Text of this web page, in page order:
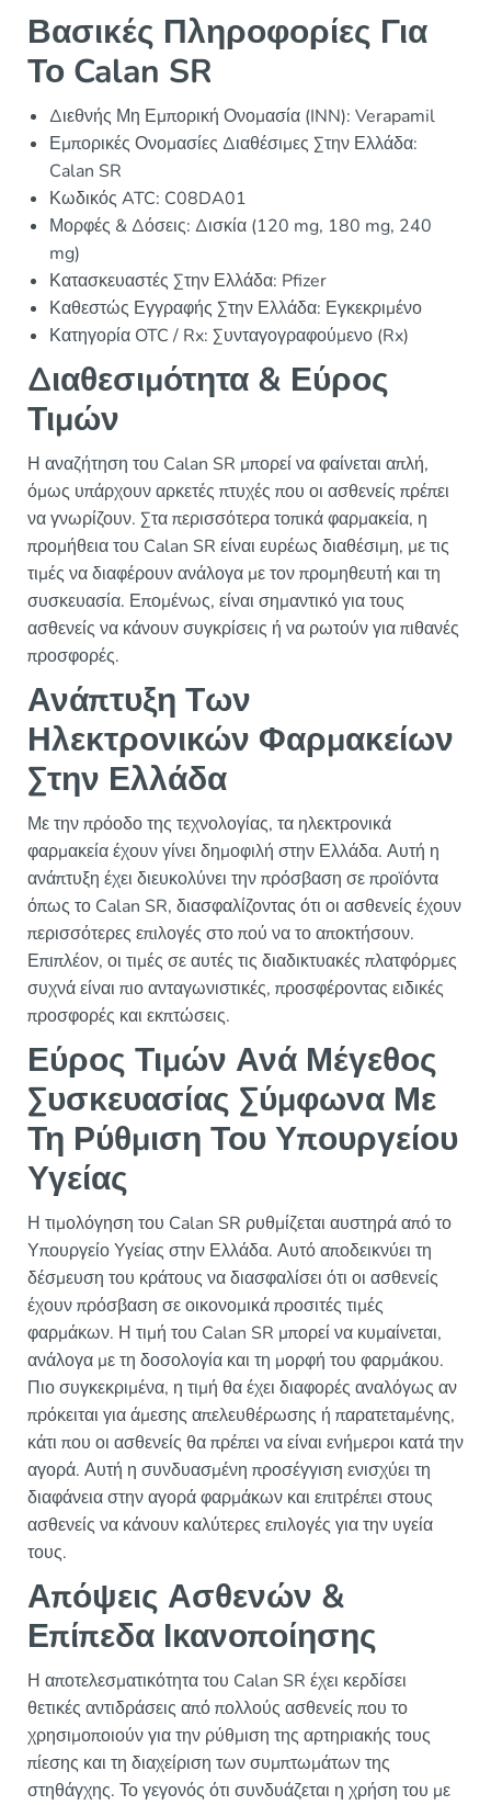
Βασικές Πληροφορίες Για
Το Calan SR
Διεθνής Μη Εμπορική Ονομασία (INN): Verapamil
Εμπορικές Ονομασίες Διαθέσιμες Στην Ελλάδα:
Calan SR
Κωδικός ATC: C08DA01
Μορφές & Δόσεις: Δισκία (120 mg, 180 mg, 240
mg)
Κατασκευαστές Στην Ελλάδα: Pfizer
Καθεστώς Εγγραφής Στην Ελλάδα: Εγκεκριμένο
Κατηγορία OTC / Rx: Συνταγογραφούμενο (Rx)
Διαθεσιμότητα & Εύρος
Τιμών
Η αναζήτηση του Calan SR μπορεί να φαίνεται απλή,
όμως υπάρχουν αρκετές πτυχές που οι ασθενείς πρέπει
να γνωρίζουν. Στα περισσότερα τοπικά φαρμακεία, η
προμήθεια του Calan SR είναι ευρέως διαθέσιμη, με τις
τιμές να διαφέρουν ανάλογα με τον προμηθευτή και τη
συσκευασία. Επομένως, είναι σημαντικό για τους
ασθενείς να κάνουν συγκρίσεις ή να ρωτούν για πιθανές
προσφορές.
Ανάπτυξη Των
Ηλεκτρονικών Φαρμακείων
Στην Ελλάδα
Με την πρόοδο της τεχνολογίας, τα ηλεκτρονικά
φαρμακεία έχουν γίνει δημοφιλή στην Ελλάδα. Αυτή η
ανάπτυξη έχει διευκολύνει την πρόσβαση σε προϊόντα
όπως το Calan SR, διασφαλίζοντας ότι οι ασθενείς έχουν
περισσότερες επιλογές στο πού να το αποκτήσουν.
Επιπλέον, οι τιμές σε αυτές τις διαδικτυακές πλατφόρμες
συχνά είναι πιο ανταγωνιστικές, προσφέροντας ειδικές
προσφορές και εκπτώσεις.
Εύρος Τιμών Ανά Μέγεθος
Συσκευασίας Σύμφωνα Με
Τη Ρύθμιση Του Υπουργείου
Υγείας
Η τιμολόγηση του Calan SR ρυθμίζεται αυστηρά από το
Υπουργείο Υγείας στην Ελλάδα. Αυτό αποδεικνύει τη
δέσμευση του κράτους να διασφαλίσει ότι οι ασθενείς
έχουν πρόσβαση σε οικονομικά προσιτές τιμές
φαρμάκων. Η τιμή του Calan SR μπορεί να κυμαίνεται,
ανάλογα με τη δοσολογία και τη μορφή του φαρμάκου.
Πιο συγκεκριμένα, η τιμή θα έχει διαφορές αναλόγως αν
πρόκειται για άμεσης απελευθέρωσης ή παρατεταμένης,
κάτι που οι ασθενείς θα πρέπει να είναι ενήμεροι κατά την
αγορά. Αυτή η συνδυασμένη προσέγγιση ενισχύει τη
διαφάνεια στην αγορά φαρμάκων και επιτρέπει στους
ασθενείς να κάνουν καλύτερες επιλογές για την υγεία
τους.
Απόψεις Ασθενών &
Επίπεδα Ικανοποίησης
Η αποτελεσματικότητα του Calan SR έχει κερδίσει
θετικές αντιδράσεις από πολλούς ασθενείς που το
χρησιμοποιούν για την ρύθμιση της αρτηριακής τους
πίεσης και τη διαχείριση των συμπτωμάτων της
στηθάγχης. Το γεγονός ότι συνδυάζεται η χρήση του με